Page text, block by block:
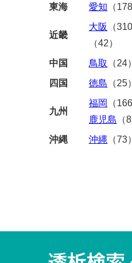
東海
愛知 （178
近畿
大阪 （310
（42）
中国
鳥取 （24）
四国
徳島 （25）
九州
福岡 （166
鹿児島 （
沖縄
沖縄 （73）